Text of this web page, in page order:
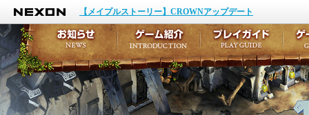
NEXON
【メイプルストーリー】CROWNアップデート
お知らせ
イベント
アップデート
メンテナンス
ゲーム紹介
キャラクター作成
テイルズ初級者講座
ここだけは知ってお